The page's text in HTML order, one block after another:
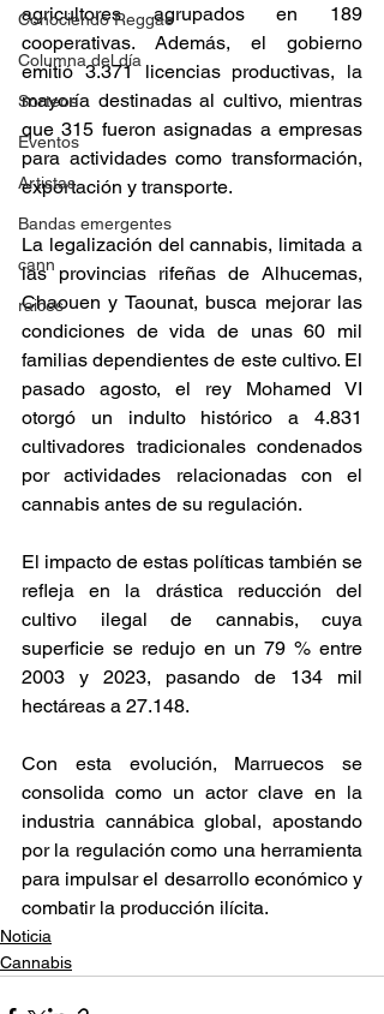
Conociendo Reggae
Columna del día
Sorteos
Eventos
Artistas
Bandas emergentes
cann
raices
agricultores agrupados en 189
cooperativas. Además, el gobierno
emitió 3.371 licencias productivas, la
mayoría destinadas al cultivo, mientras
que 315 fueron asignadas a empresas
para actividades como transformación,
exportación y transporte.
La legalización del cannabis, limitada a
las provincias rifeñas de Alhucemas,
Chaouen y Taounat, busca mejorar las
condiciones de vida de unas 60 mil
familias dependientes de este cultivo. El
pasado agosto, el rey Mohamed VI
otorgó un indulto histórico a 4.831
cultivadores tradicionales condenados
por actividades relacionadas con el
cannabis antes de su regulación.
El impacto de estas políticas también se
refleja en la drástica reducción del
cultivo ilegal de cannabis, cuya
superficie se redujo en un 79 % entre
2003 y 2023, pasando de 134 mil
hectáreas a 27.148.
Con esta evolución, Marruecos se
consolida como un actor clave en la
industria cannábica global, apostando
por la regulación como una herramienta
para impulsar el desarrollo económico y
combatir la producción ilícita.
Noticia
Cannabis